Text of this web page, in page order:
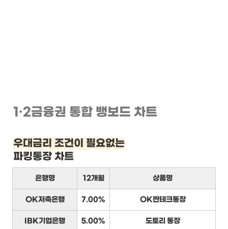
1 ·2금융권 통합 뱅보드 차트
우대금리 조건이 필요없는
파킹통장 차트
은행명 12개월 상품명
OK저축은행 7.00% OK짠테크통장
IBK기업은행 5.00% 도토리 통장